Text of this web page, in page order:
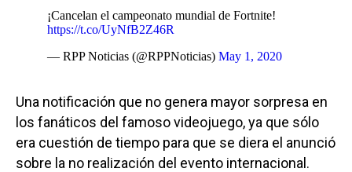
¡Cancelan el campeonato mundial de Fortnite!
https://t.co/UyNfB2Z46R
— RPP Noticias (@RPPNoticias) May 1, 2020
Una notificación que no genera mayor sorpresa en
los fanáticos del famoso videojuego, ya que sólo
era cuestión de tiempo para que se diera el anunció
sobre la no realización del evento internacional.